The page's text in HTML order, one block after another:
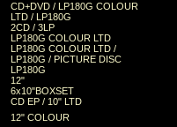
CD+DVD / LP180G COLOUR
LTD / LP180G
2CD / 3LP
LP180G COLOUR LTD
LP180G COLOUR LTD /
LP180G / PICTURE DISC
LP180G
12"
6x10"BOXSET
CD EP / 10" LTD
12" COLOUR